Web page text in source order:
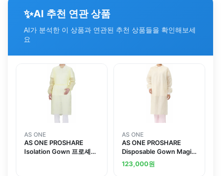
✨AI 추천 연관 상품
AI가 분석한 이 상품과 연관된 추천 상품들을 확인해보세
요
AS ONE
AS ONE PROSHARE
Isolation Gown 프로셰어
AS ONE
AS ONE PROSHARE
Disposable Gown Magic
Tape Yellow 1 Piece Bag
x 50 Bagsand others
123,000원